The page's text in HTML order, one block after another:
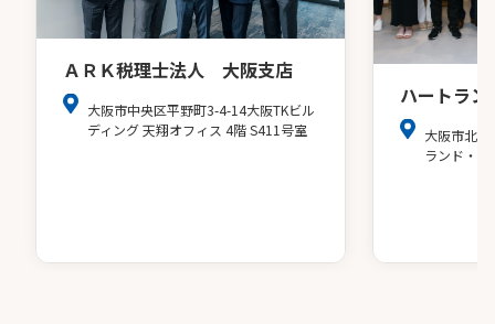
ＡＲＫ税理士法人 大阪支店
大阪市中央区平野町3-4-14大阪TKビル
ディング 天翔オフィス 4階 S411号室
ハートラ
大阪市北
ランド・